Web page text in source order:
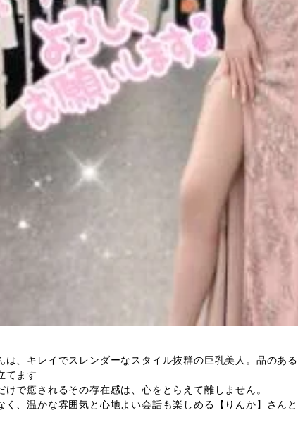
は、キレイでスレンダーなスタイル抜群の巨乳美人。品のあ
てます
けで癒されるその存在感は、心をとらえて離しません。
く、温かな雰囲気と心地よい会話も楽しめる【りんか】さん